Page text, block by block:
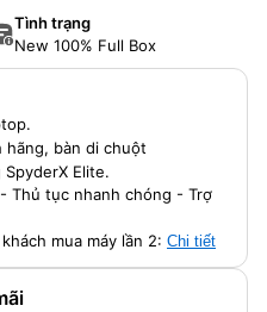
Graphics
Tình trạng
New 100% Full Box
hãng, bàn di chuột
Elite.
Thủ tục nhanh chóng - Trợ
mua máy lần 2: Chi tiết